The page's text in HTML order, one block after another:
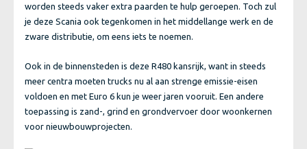
worden steeds vaker extra paarden te hulp geroepen. Toch zul
je deze Scania ook tegenkomen in het middellange werk en de
zware distributie, om eens iets te noemen.
Ook in de binnensteden is deze R480 kansrijk, want in steeds
meer centra moeten trucks nu al aan strenge emissie-eisen
voldoen en met Euro 6 kun je weer jaren vooruit. Een andere
toepassing is zand-, grind en grondvervoer door woonkernen
voor nieuwbouwprojecten.